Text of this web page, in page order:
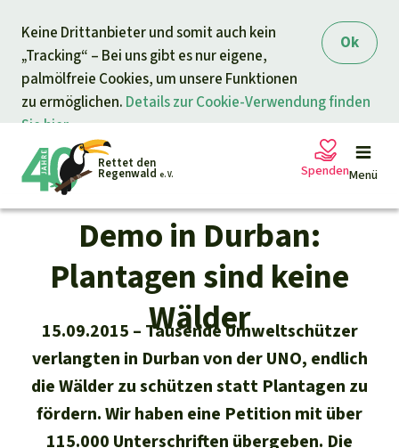
Ok
Keine Drittanbieter und somit auch kein
„Tracking“ – Bei uns gibt es nur eigene,
palmölfreie Cookies, um unsere Funktionen
zu ermöglichen. Details zur Cookie-Verwendung finden
Sie hier.
springen
Rettet den
Regenwald e. V. Menü
Petitionen
Projekte
Info rmieren
Aktuelles
Erfolge
Erfolge
Spenden
Ihre Spende hilft
Allgemeine Spende
Dringender Spendenaufruf
Regenwald-Urkunden
Demo in Durban:
Plantagen sind keine
Wälder
15.09.2015
Tausende Umweltschützer
verlangten in Durban von der UNO, endlich
die Wälder zu schützen statt Plantagen zu
fördern. Wir haben eine Petition mit über
115.000 Unterschriften übergeben. Die